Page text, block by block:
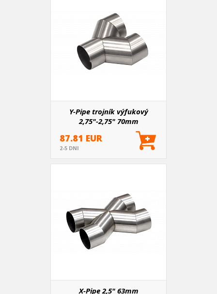
Y-Pipe trojník výfukový
2,75"-2,75" 70mm
87.81 EUR
2-5 DNI
X-Pipe 2,5" 63mm